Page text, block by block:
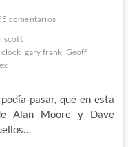
comentarios
scott
gary frank Geoff
pasar, que en esta
Alan Moore y Dave